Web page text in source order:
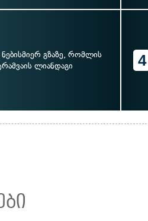
გზაზე, რომლის
ლიანდაგი
4